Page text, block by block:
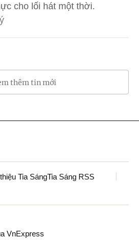
cho lối hát một thời.
thêm tin mới
Tia SángTia Sáng RSS
VnExpress